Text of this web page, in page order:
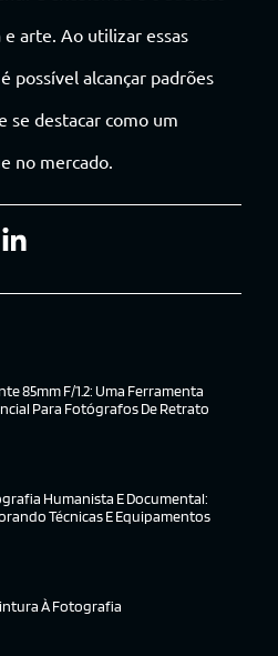
arte. Ao utilizar essas
possível alcançar padrões
se destacar como um
no mercado.
85mm F/1.2: Uma Ferramenta
Para Fotógrafos De Retrato
Humanista E Documental:
Técnicas E Equipamentos
À Fotografia